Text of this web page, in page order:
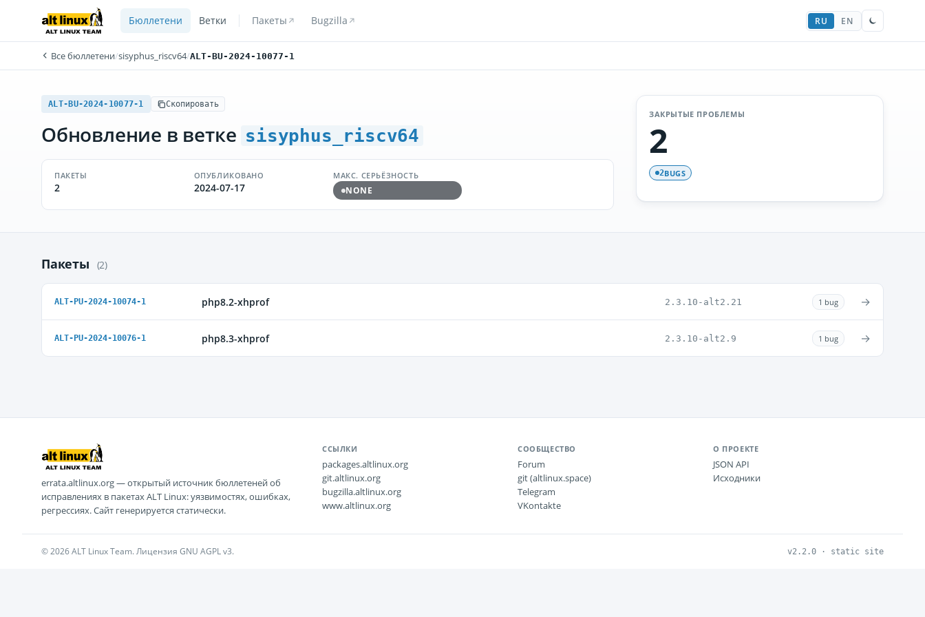
Бюллетени Ветки Пакеты Bugzilla RU EN
Все бюллетени/sisyphus_riscv64/ALT-BU-2024-10077-1
ALT-BU-2024-10077-1 Скопировать
Обновление в ветке sisyphus_riscv64
ПАКЕТЫ
2
ОПУБЛИКОВАНО
2024-07-17
МАКС. СЕРЬЁЗНОСТЬ
NONE
ЗАКРЫТЫЕ ПРОБЛЕМЫ
2
2BUGS
Пакеты (2)
ALT-PU-2024-10074-1 php8.2-xhprof 2.3.10-alt2.21 1 bug →
ALT-PU-2024-10076-1 php8.3-xhprof 2.3.10-alt2.9 1 bug →
errata.altlinux.org — открытый источник бюллетеней об
исправлениях в пакетах ALT Linux: уязвимостях, ошибках,
регрессиях. Сайт генерируется статически.
ССЫЛКИ
packages.altlinux.org
git.altlinux.org
bugzilla.altlinux.org
www.altlinux.org
СООБЩЕСТВО
Forum
git (altlinux.space)
Telegram
VKontakte
О ПРОЕКТЕ
JSON API
Исходники
© 2026 ALT Linux Team. Лицензия GNU AGPL v3. v2.2.0 · static site